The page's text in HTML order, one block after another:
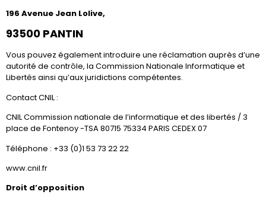
196 Avenue Jean Lolive,
93500 PANTIN
Vous pouvez également introduire une réclamation auprès d’une
autorité de contrôle, la Commission Nationale Informatique et
Libertés ainsi qu’aux juridictions compétentes.
Contact CNIL :
CNIL Commission nationale de l’informatique et des libertés / 3
place de Fontenoy -TSA 80715 75334 PARIS CEDEX 07
Téléphone : +33 (0)1 53 73 22 22
www.cnil.fr
Droit d’opposition